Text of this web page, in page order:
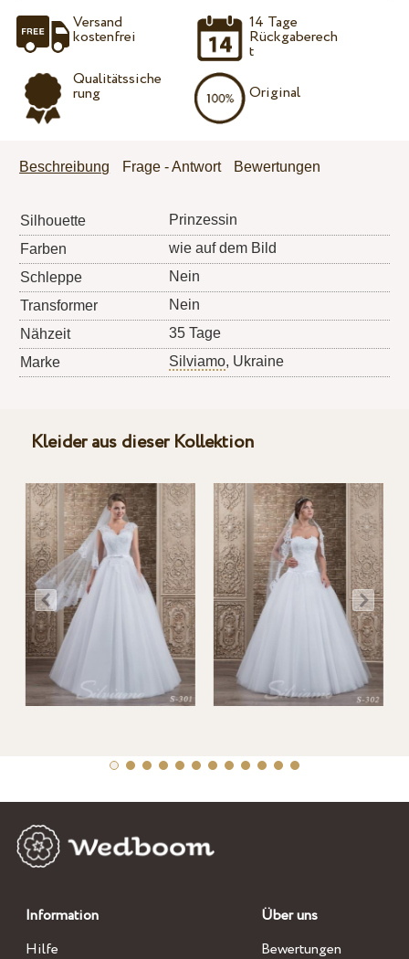
Versand
kostenfrei
Qualitätssiche
rung
14 Tage
Rückgaberech
t
Original
Beschreibung Frage - Antwort Bewertungen
Silhouette
Prinzessin
Farben
wie auf dem Bild
Schleppe
Nein
Transformer
Nein
Nähzeit
35 Tage
Marke
Silviamo, Ukraine
Kleider aus dieser Kollektion
Information
Hilfe
Über uns
Bewertungen